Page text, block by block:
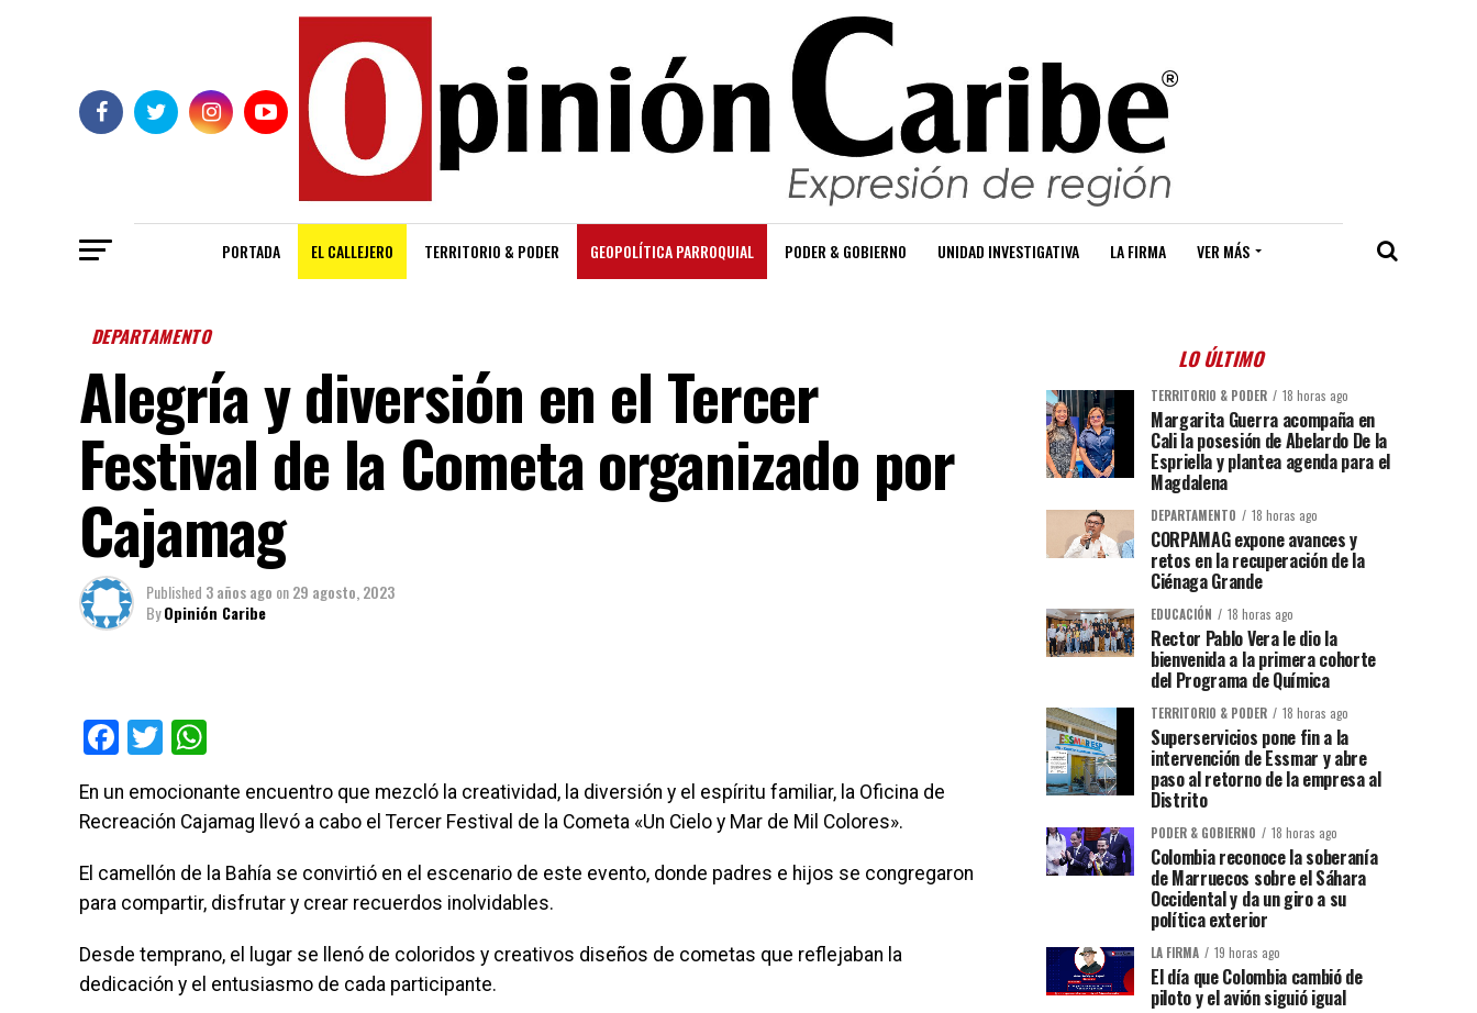
PORTADA EL CALLEJERO TERRITORIO & PODER GEOPOLÍTICA PARROQUIAL PODER & GOBIERNO UNIDAD INVESTIGATIVA LA FIRMA VER MÁS
DEPARTAMENTO
Alegría y diversión en el Tercer
Festival de la Cometa organizado por
Cajamag
Published 3 años ago on29 agosto, 2023
ByOpinión Caribe
Facebook
Twitter
En un emocionante encuentro que mezcló la creatividad, la diversión y el espíritu familiar, la Oficina de
Recreación Cajamag llevó a cabo el Tercer Festival de la Cometa «Un Cielo y Mar de Mil Colores».
El camellón de la Bahía se convirtió en el escenario de este evento, donde padres e hijos se congregaron
para compartir, disfrutar y crear recuerdos inolvidables.
Desde temprano, el lugar se llenó de coloridos y creativos diseños de cometas que reflejaban la
dedicación y el entusiasmo de cada participante.
LO ÚLTIMO
TERRITORIO & PODER 18 horas ago
Margarita Guerra acompaña en
Cali la posesión de Abelardo De la
Espriella y plantea agenda para el
Magdalena
DEPARTAMENTO 18 horas ago
CORPAMAG expone avances y
retos en la recuperación de la
Ciénaga Grande
EDUCACIÓN 18 horas ago
Rector Pablo Vera le dio la
bienvenida a la primera cohorte
del Programa de Química
TERRITORIO & PODER 18 horas ago
Superservicios pone fin a la
intervención de Essmar y abre
paso al retorno de la empresa al
Distrito
PODER & GOBIERNO 18 horas ago
Colombia reconoce la soberanía
de Marruecos sobre el Sáhara
Occidental y da un giro a su
política exterior
LA FIRMA 19 horas ago
El día que Colombia cambió de
piloto y el avión siguió igual